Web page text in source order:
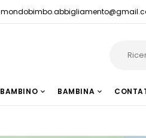
BAMBINO BAMBINA